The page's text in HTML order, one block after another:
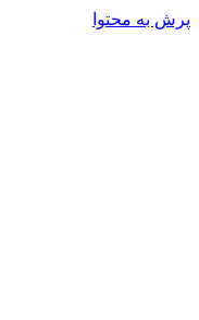
پرش به محتوا